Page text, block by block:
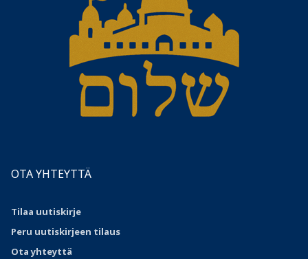
OTA YHTEYTTÄ
Tilaa uutiskirje
Peru uutiskirjeen tilaus
Otayhteyttä